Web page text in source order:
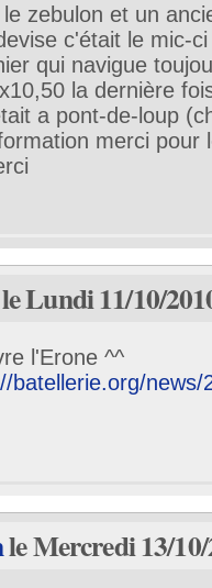
le zebulon et un
c'était le mic-
qui navigue
la dernière
a pont-de-loup
merci pour
Lundi 11/10/
l'Erone ^^
batellerie.org/news/
le Mercredi 13/